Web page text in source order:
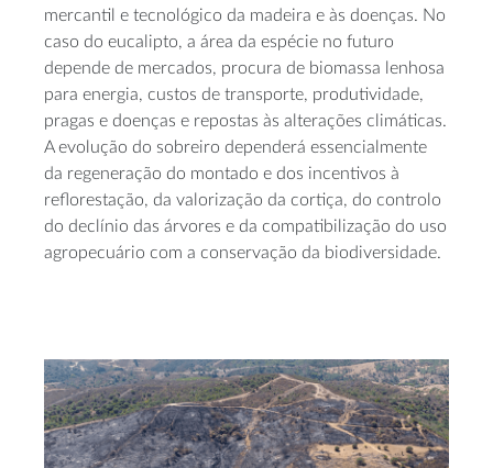
mercantil e tecnológico da madeira e às doenças. No
caso do eucalipto, a área da espécie no futuro
depende de mercados, procura de biomassa lenhosa
para energia, custos de transporte, produtividade,
pragas e doenças e repostas às alterações climáticas.
A evolução do sobreiro dependerá essencialmente
da regeneração do montado e dos incentivos à
reflorestação, da valorização da cortiça, do controlo
do declínio das árvores e da compatibilização do uso
agropecuário com a conservação da biodiversidade.